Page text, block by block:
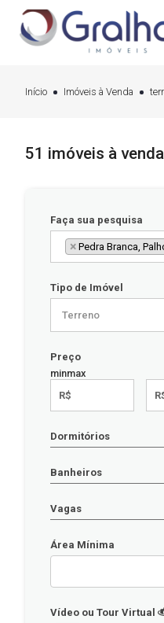
Início Imóveis à Venda
51 imóveis à
Faça sua pesquisa
× Pedra Branca,
Tipo de Imóvel
Preço
minmax
R$
Dormitórios
Banheiros
Vagas
Área Mínima
Vídeo ou Tour Virtual